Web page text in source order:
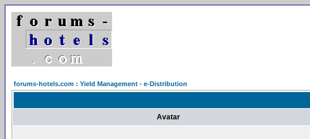
forums-hotels.com : Yield Management - e-Distribution
Avatar